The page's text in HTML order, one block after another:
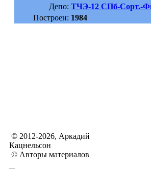
Депо: ТЧЭ-12 СПб-Сорт.-
Построен: 1984
© 2012-2026, Аркадий
Кацнельсон
© Авторы материалов